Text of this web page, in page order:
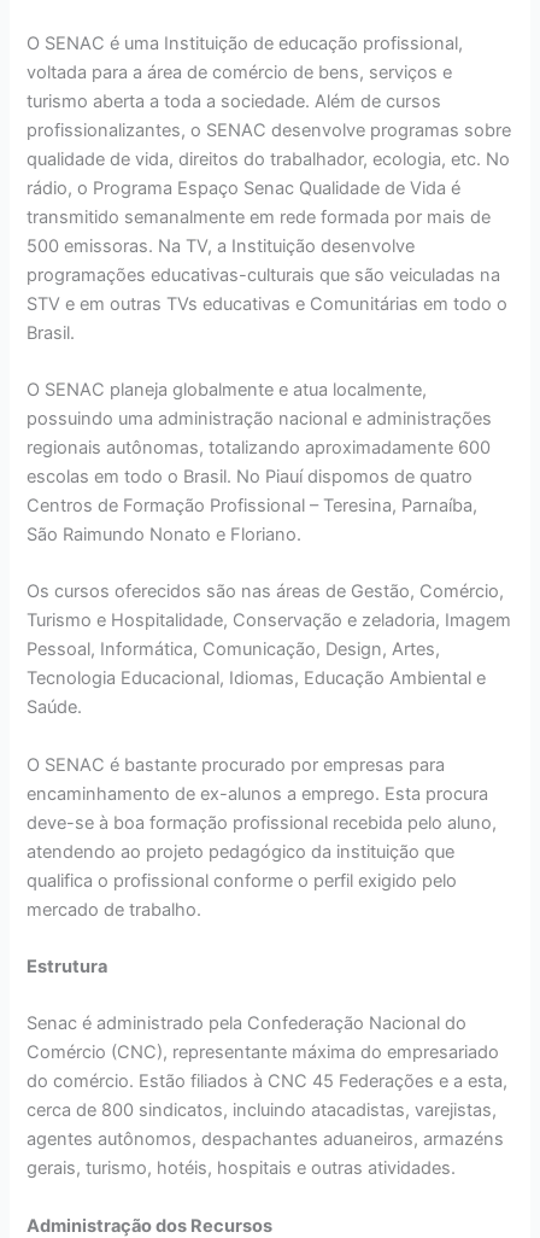
O SENAC é uma Instituição de educação profissional,
voltada para a área de comércio de bens, serviços e
turismo aberta a toda a sociedade. Além de cursos
profissionalizantes, o SENAC desenvolve programas sobre
qualidade de vida, direitos do trabalhador, ecologia, etc. No
rádio, o Programa Espaço Senac Qualidade de Vida é
transmitido semanalmente em rede formada por mais de
500 emissoras. Na TV, a Instituição desenvolve
programações educativas-culturais que são veiculadas na
STV e em outras TVs educativas e Comunitárias em todo o
Brasil.
O SENAC planeja globalmente e atua localmente,
possuindo uma administração nacional e administrações
regionais autônomas, totalizando aproximadamente 600
escolas em todo o Brasil. No Piauí dispomos de quatro
Centros de Formação Profissional – Teresina, Parnaíba,
São Raimundo Nonato e Floriano.
Os cursos oferecidos são nas áreas de Gestão, Comércio,
Turismo e Hospitalidade, Conservação e zeladoria, Imagem
Pessoal, Informática, Comunicação, Design, Artes,
Tecnologia Educacional, Idiomas, Educação Ambiental e
Saúde.
O SENAC é bastante procurado por empresas para
encaminhamento de ex-alunos a emprego. Esta procura
deve-se à boa formação profissional recebida pelo aluno,
atendendo ao projeto pedagógico da instituição que
qualifica o profissional conforme o perfil exigido pelo
mercado de trabalho.
Estrutura
Senac é administrado pela Confederação Nacional do
Comércio (CNC), representante máxima do empresariado
do comércio. Estão filiados à CNC 45 Federações e a esta,
cerca de 800 sindicatos, incluindo atacadistas, varejistas,
agentes autônomos, despachantes aduaneiros, armazéns
gerais, turismo, hotéis, hospitais e outras atividades.
Administração dos Recursos